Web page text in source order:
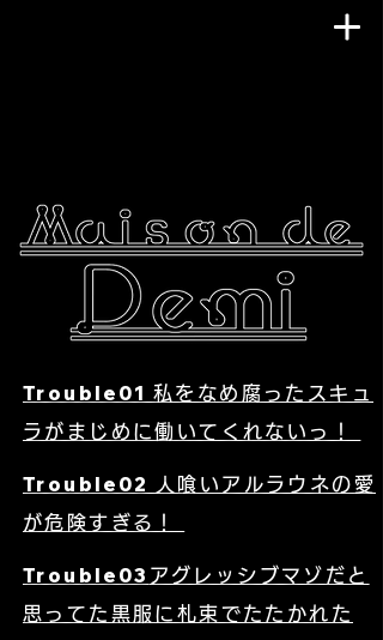
Trouble01 私をなめ腐ったスキュ
ラがまじめに働いてくれないっ！
Trouble02
人喰いアルラウネの愛
が危険すぎる！
Trouble03 アグレッシブマゾだと
思ってた黒服に札束でたたかれた